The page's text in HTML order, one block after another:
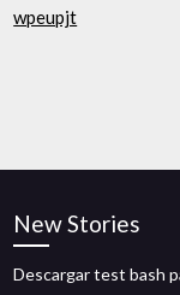
wpeupjt
New Stories
Descargar test bash